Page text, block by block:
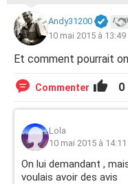
Andy31200
10 mai 2015 à 13:49
Et comment pourrait
Commenter 0
Lola
10 mai 2015 à 14:11
On lui demandant ,
voulais avoir des avis